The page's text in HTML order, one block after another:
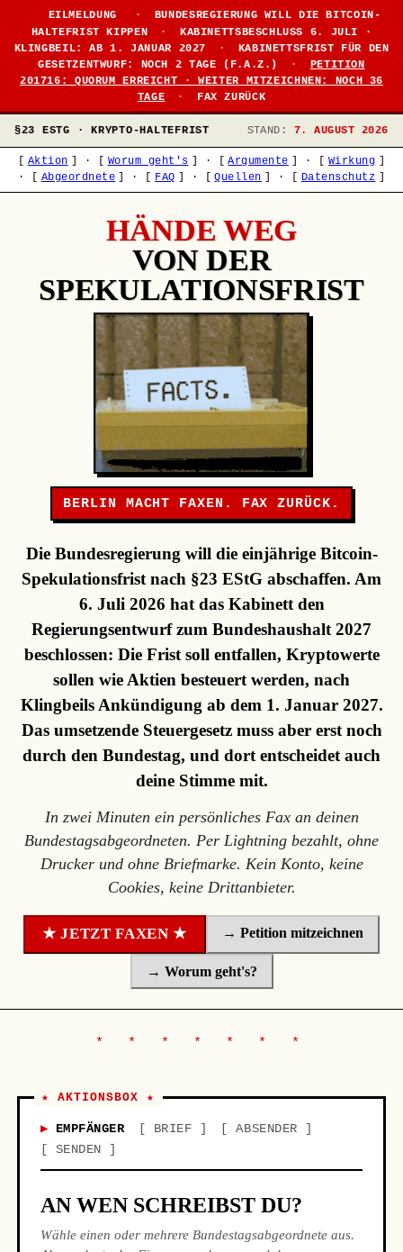
EILMELDUNG ·
BUNDESREGIERUNG WILL DIE BITCOIN-
HALTEFRIST KIPPEN
·
KABINETTSBESCHLUSS 6. JULI ·
KLINGBEIL: AB 1. JANUAR 2027
·
KABINETTSFRIST FÜR DEN
GESETZENTWURF: NOCH 2 TAGE (F.A.Z.)
·
PETITION
201716: QUORUM ERREICHT · WEITER MITZEICHNEN: NOCH 36
TAGE
· FAX ZURÜCK
§23 ESTG · KRYPTO-HALTEFRIST STAND: 7. AUGUST 2026
Aktion · Worum geht's · Argumente · Wirkung
·
Abgeordnete · FAQ · Quellen · Datenschutz
HÄNDE WEG
VON DER
SPEKULATIONSFRIST
BERLIN MACHT FAXEN. FAX ZURÜCK.
Die Bundesregierung will die einjährige Bitcoin-
Spekulationsfrist nach §23 EStG abschaffen. Am
6. Juli 2026 hat das Kabinett den
Regierungsentwurf zum Bundeshaushalt 2027
beschlossen: Die Frist soll entfallen, Kryptowerte
sollen wie Aktien besteuert werden, nach
Klingbeils Ankündigung ab dem 1. Januar 2027.
Das umsetzende Steuergesetz muss aber erst noch
durch den Bundestag, und dort entscheidet auch
deine Stimme mit.
In zwei Minuten ein persönliches Fax an deinen
Bundestagsabgeordneten. Per Lightning bezahlt, ohne
Drucker und ohne Briefmarke. Kein Konto, keine
Cookies, keine Drittanbieter.
★ JETZT FAXEN ★ → Petition mitzeichnen
→ Worum geht's?
★ AKTIONSBOX ★
EMPFÄNGER BRIEF
ABSENDER
SENDEN
AN WEN SCHREIBST DU?
Wähle einen oder mehrere Bundestagsabgeordnete aus.